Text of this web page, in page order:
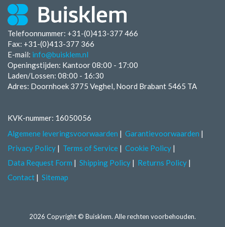
Telefoonnummer: +31-(0)413-377 466
Fax: +31-(0)413-377 366
E-mail: info@buisklem.nl
Openingstijden: Kantoor 08:00 - 17:00
Laden/Lossen: 08:00 - 16:30
Adres: Doornhoek 3775 Veghel, Noord Brabant 5465 TA
KVK-nummer: 16050056
Algemene leveringsvoorwaarden
Garantievoorwaarden
Privacy Policy
Terms of Service
Cookie Policy
Data Request Form
Shipping Policy
Returns Policy
Contact
Sitemap
2026 Copyright © Buisklem. Alle rechten voorbehouden.